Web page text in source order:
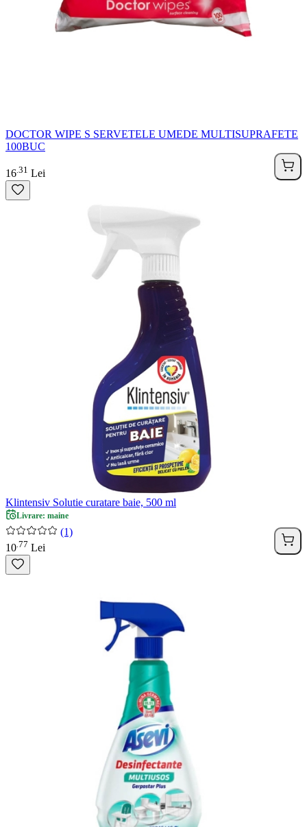
DOCTOR WIPE S SERVETELE UMEDE MULTISUPRAFETE
100BUC
16 31 Lei
Klintensiv Solutie curatare baie, 500 ml
Livrare: maine
(1)
10 77 Lei